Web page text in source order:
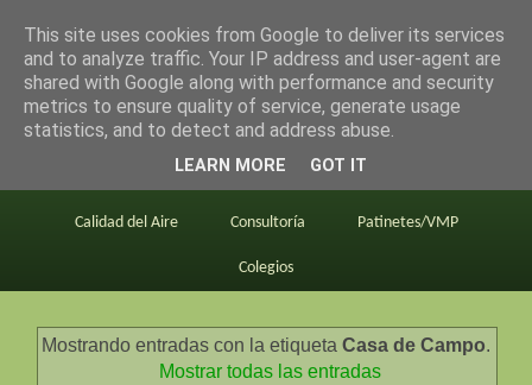
en bici por madrid
Este blog BiciMAD Primeros consejos
Calidad del Aire Consultoría Patinetes/VMP
Colegios
Mostrando entradas con la etiqueta Casa de Campo.
Mostrar todas las entradas
This site uses cookies from Google to deliver its services
and to analyze traffic. Your IP address and user-agent are
shared with Google along with performance and security
metrics to ensure quality of service, generate usage
statistics, and to detect and address abuse.
LEARN MORE GOT IT